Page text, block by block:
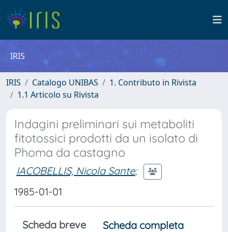
IRIS
IRIS Catalogo UNIBAS
1. Contributo in Rivista
1.1 Articolo su Rivista
Indagini preliminari sui metaboliti
fitotossici prodotti da un isolato di
Phoma da castagno
IACOBELLIS, Nicola Sante;
1985-01-01
Scheda breve
Scheda completa